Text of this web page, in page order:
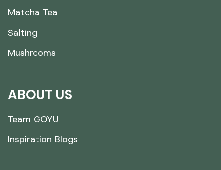
Matcha Tea
Salting
Mushrooms
ABOUT US
Team GOYU
Inspiration Blogs